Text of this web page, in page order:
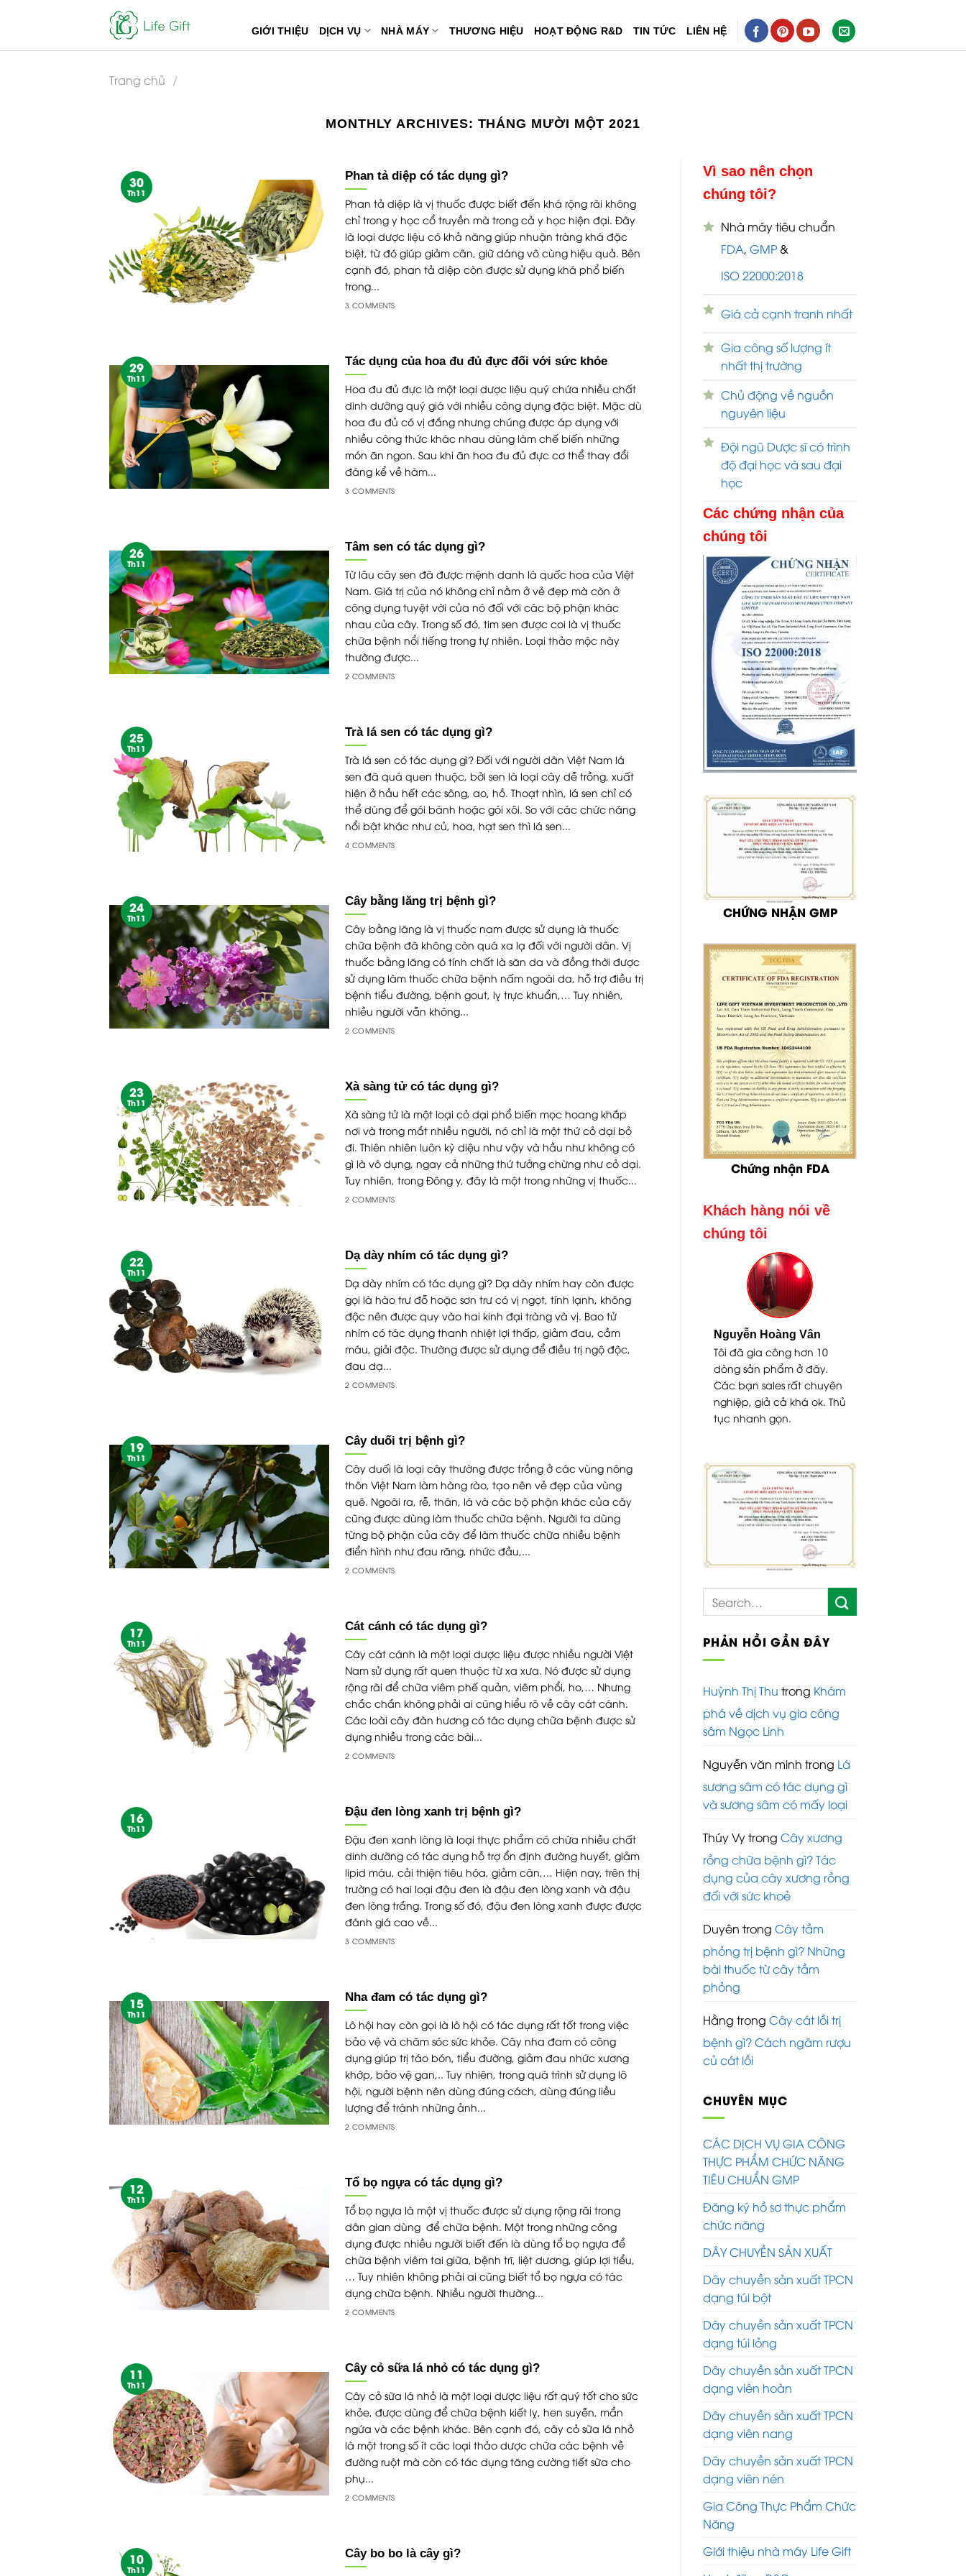
GIỚI THIỆU DỊCH VỤ NHÀ MÁY THƯƠNG HIỆU HOẠT ĐỘNG R&D TIN TỨC LIÊN HỆ
Trang chủ /
MONTHLY ARCHIVES: THÁNG MƯỜI MỘT 2021
Phan tả diệp có tác dụng gì?
Phan tả diệp là vị thuốc được biết đến khá rộng rãi không
chỉ trong y học cổ truyền mà trong cả y học hiện đại. Đây
là loại dược liệu có khả năng giúp nhuận tràng khá đặc
biệt, từ đó giúp giảm cân, giữ dáng vô cùng hiệu quả. Bên
cạnh đó, phan tả diệp còn được sử dụng khá phổ biến
trong...
3 COMMENTS
30
Th11
Tác dụng của hoa đu đủ đực đối với sức khỏe
Hoa đu đủ đực là một loại dược liệu quý chứa nhiều chất
dinh dưỡng quý giá với nhiều công dụng đặc biệt. Mặc dù
hoa đu đủ có vị đắng nhưng chúng được áp dụng với
nhiều công thức khác nhau dùng làm chế biến những
món ăn ngon. Sau khi ăn hoa đu đủ đực cơ thể thay đổi
đáng kể về hàm...
3 COMMENTS
29
Th11
Tâm sen có tác dụng gì?
Từ lâu cây sen đã được mệnh danh là quốc hoa của Việt
Nam. Giá trị của nó không chỉ nằm ở vẻ đẹp mà còn ở
công dụng tuyệt vời của nó đối với các bộ phận khác
nhau của cây. Trong số đó, tim sen được coi là vị thuốc
chữa bệnh nổi tiếng trong tự nhiên. Loại thảo mộc này
thường được...
2 COMMENTS
26
Th11
Trà lá sen có tác dụng gì?
Trà lá sen có tác dụng gì? Đối với người dân Việt Nam lá
sen đã quá quen thuộc, bởi sen là loại cây dễ trồng, xuất
hiện ở hầu hết các sông, ao, hồ. Thoạt nhìn, lá sen chỉ có
thể dùng để gói bánh hoặc gói xôi. So với các chức năng
nổi bật khác như củ, hoa, hạt sen thì lá sen...
4 COMMENTS
25
Th11
Cây bằng lăng trị bệnh gì?
Cây bằng lăng là vị thuốc nam được sử dụng là thuốc
chữa bệnh đã không còn quá xa lạ đối với người dân. Vị
thuốc bằng lăng có tính chất là săn da và đồng thời được
sử dụng làm thuốc chữa bệnh nấm ngoài da, hỗ trợ điều trị
bệnh tiểu đường, bệnh gout, lỵ trực khuẩn,… Tuy nhiên,
nhiều người vẫn không...
2 COMMENTS
24
Th11
Xà sàng tử có tác dụng gì?
Xà sàng tử là một loại cỏ dại phổ biến mọc hoang khắp
nơi và trong mắt nhiều người, nó chỉ là một thứ cỏ dại bỏ
đi. Thiên nhiên luôn kỳ diệu như vậy và hầu như không có
gì là vô dụng, ngay cả những thứ tưởng chừng như cỏ dại.
Tuy nhiên, trong Đông y, đây là một trong những vị thuốc...
2 COMMENTS
23
Th11
Dạ dày nhím có tác dụng gì?
Dạ dày nhím có tác dụng gì? Dạ dày nhím hay còn được
gọi là hào trư đỗ hoặc sơn trư có vị ngọt, tính lạnh, không
độc nên được quy vào hai kinh đại tràng và vị. Bao tử
nhím có tác dụng thanh nhiệt lợi thấp, giảm đau, cầm
máu, giải độc. Thường được sử dụng để điều trị ngộ độc,
đau dạ...
2 COMMENTS
22
Th11
Cây duối trị bệnh gì?
Cây duối là loại cây thường được trồng ở các vùng nông
thôn Việt Nam làm hàng rào, tạo nên vẻ đẹp của vùng
quê. Ngoài ra, rễ, thân, lá và các bộ phận khác của cây
cũng được dùng làm thuốc chữa bệnh. Người ta dùng
từng bộ phận của cây để làm thuốc chữa nhiều bệnh
điển hình như đau răng, nhức đầu,...
2 COMMENTS
19
Th11
Cát cánh có tác dụng gì?
Cây cát cánh là một loại dược liệu được nhiều người Việt
Nam sử dụng rất quen thuộc từ xa xưa. Nó được sử dụng
rộng rãi để chữa viêm phế quản, viêm phổi, ho,… Nhưng
chắc chắn không phải ai cũng hiểu rõ về cây cát cánh.
Các loài cây đàn hương có tác dụng chữa bệnh được sử
dụng nhiều trong các bài...
2 COMMENTS
17
Th11
Đậu đen lòng xanh trị bệnh gì?
Đậu đen xanh lòng là loại thực phẩm có chứa nhiều chất
dinh dưỡng có tác dụng hỗ trợ ổn định đường huyết, giảm
lipid máu, cải thiện tiêu hóa, giảm cân,… Hiện nay, trên thị
trường có hai loại đậu đen là đậu đen lòng xanh và đậu
đen lòng trắng. Trong số đó, đậu đen lòng xanh được được
đánh giá cao về...
3 COMMENTS
16
Th11
Nha đam có tác dụng gì?
Lô hội hay còn gọi là lô hội có tác dụng rất tốt trong việc
bảo vệ và chăm sóc sức khỏe. Cây nha đam có công
dụng giúp trị táo bón, tiểu đường, giảm đau nhức xương
khớp, bảo vệ gan,.. Tuy nhiên, trong quá trình sử dụng lô
hội, người bệnh nên dùng đúng cách, dùng đúng liều
lượng để tránh những ảnh...
2 COMMENTS
15
Th11
Tổ bọ ngựa có tác dụng gì?
Tổ bọ ngựa là một vị thuốc được sử dụng rộng rãi trong
dân gian dùng để chữa bệnh. Một trong những công
dụng được nhiều người biết đến là dùng tổ bọ ngựa để
chữa bệnh viêm tai giữa, bệnh trĩ, liệt dương, giúp lợi tiểu,
… Tuy nhiên không phải ai cũng biết tổ bọ ngựa có tác
dụng chữa bệnh. Nhiều người thường...
2 COMMENTS
12
Th11
Cây cỏ sữa lá nhỏ có tác dụng gì?
Cây cỏ sữa lá nhỏ là một loại dược liệu rất quý tốt cho sức
khỏe, được dùng để chữa bệnh kiết lỵ, hen suyễn, mẩn
ngứa và các bệnh khác. Bên cạnh đó, cây cỏ sữa lá nhỏ
là một trong số ít các loại thảo dược chữa các bệnh về
đường ruột mà còn có tác dụng tăng cường tiết sữa cho
phụ...
2 COMMENTS
11
Th11
Cây bo bo là cây gì?
10
Th11
Vì sao nên chọn
chúng tôi?
Nhà máy tiêu chuẩn
FDA, GMP &
ISO 22000:2018
Giá cả cạnh tranh nhất
Gia công số lượng ít
nhất thị trường
Chủ động về nguồn
nguyên liệu
Đội ngũ Dược sĩ có trình
độ đại học và sau đại
học
Các chứng nhận của
chúng tôi
CHỨNG NHẬN GMP
Chứng nhận FDA
Khách hàng nói về
chúng tôi
Nguyễn Hoàng Vân
Tôi đã gia công hơn 10
dòng sản phẩm ở đây.
Các bạn sales rất chuyên
nghiệp, giả cả khá ok. Thủ
tục nhanh gọn.
Trần Thị Quỳnh
Sản phẩm rất chất lượng,
PHẢN HỒI GẦN ĐÂY
Huỳnh Thị Thu trong Khám
phá về dịch vụ gia công
sâm Ngọc Linh
Nguyễn văn minh trong Lá
sương sâm có tác dụng gì
và sương sâm có mấy loại
Thúy Vytrong Cây xương
rồng chữa bệnh gì? Tác
dụng của cây xương rồng
đối với sức khoẻ
Duyên trong Cây tầm
phỏng trị bệnh gì? Những
bài thuốc từ cây tầm
phỏng
Hằng trong Cây cát lồi trị
bệnh gì? Cách ngâm rượu
củ cát lồi
CHUYÊN MỤC
CÁC DỊCH VỤ GIA CÔNG
THỰC PHẨM CHỨC NĂNG
TIÊU CHUẨN GMP
Đăng ký hồ sơ thực phẩm
chức năng
DÂY CHUYỀN SẢN XUẤT
Dây chuyền sản xuất TPCN
dạng túi bột
Dây chuyền sản xuất TPCN
dạng túi lỏng
Dây chuyền sản xuất TPCN
dạng viên hoàn
Dây chuyền sản xuất TPCN
dạng viên nang
Dây chuyền sản xuất TPCN
dạng viên nén
Gia Công Thực Phẩm Chức
Năng
Giới thiệu nhà máy Life Gift